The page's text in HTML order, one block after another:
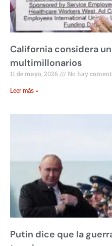
California considera
multimillonarios
11 de mayo, 2026 No hay
Leer más »
Putin dice que la